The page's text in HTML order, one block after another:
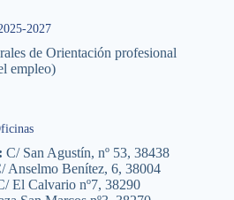
2027
de Orientación profesional
empleo)
C/ San Agustín, nº 53, 38438
Anselmo Benítez, 6, 38004
El Calvario nº7, 38290